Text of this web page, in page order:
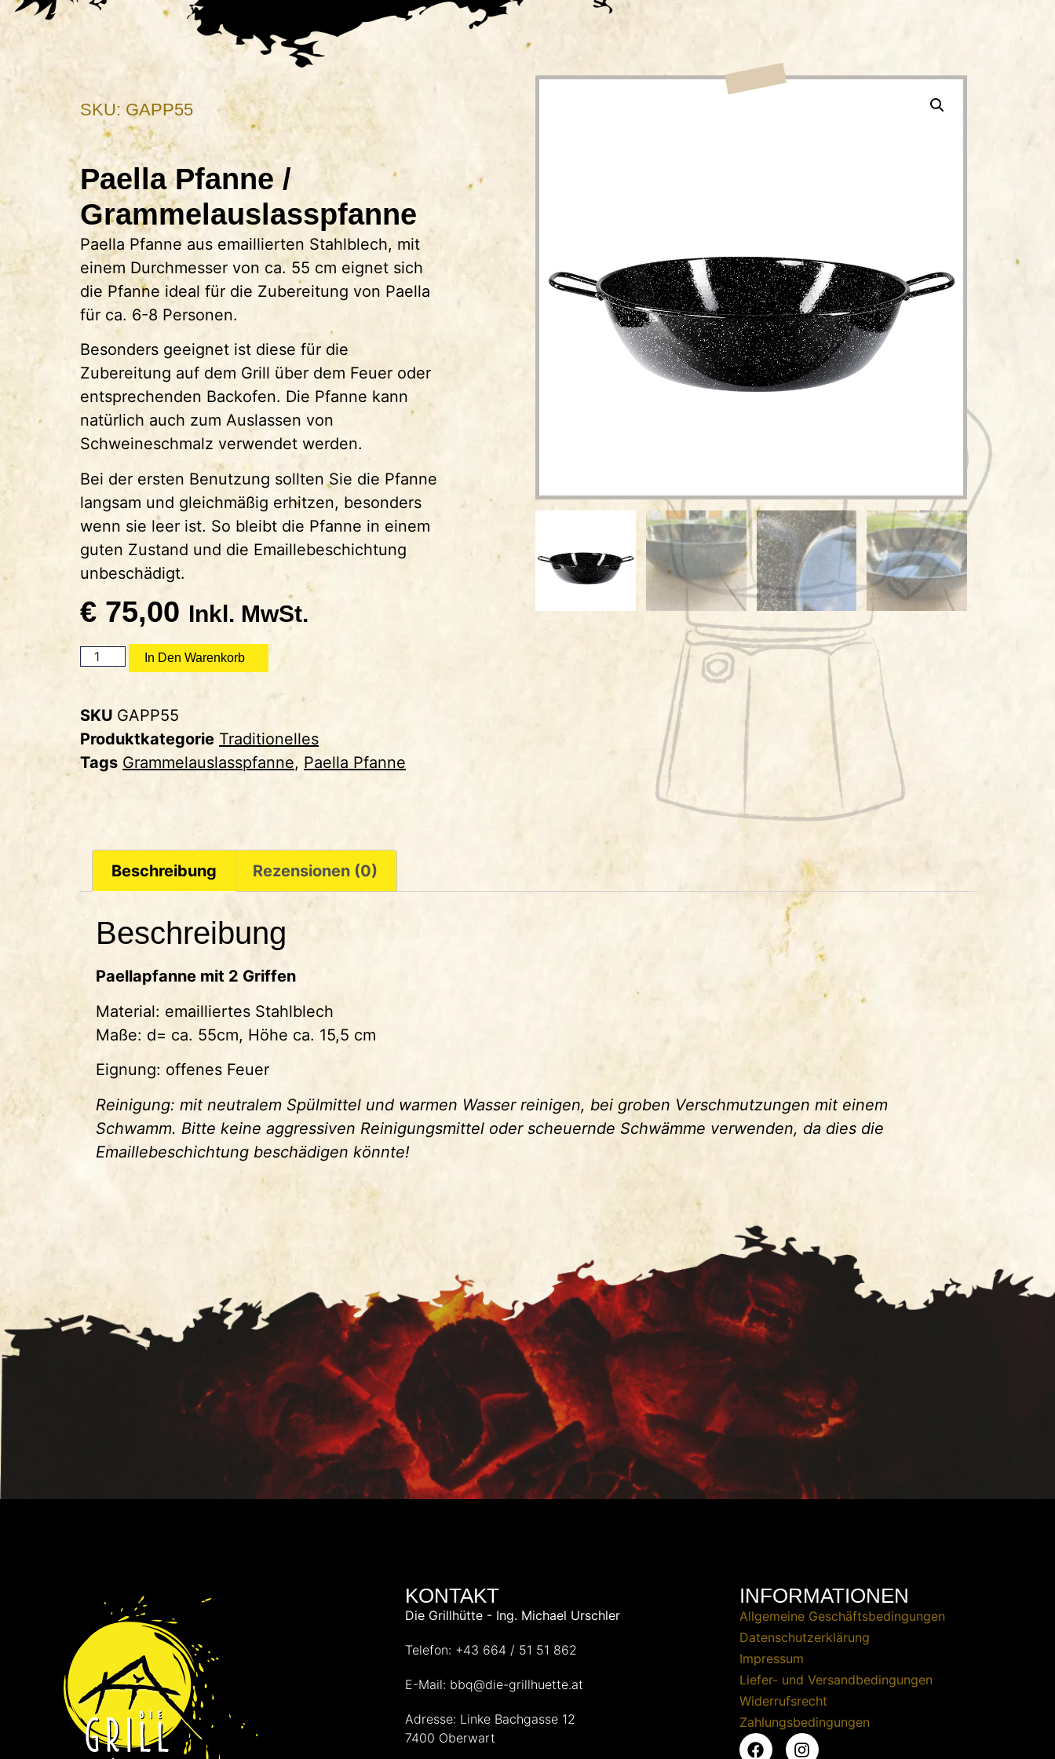
SKU: GAPP55
Paella Pfanne /
Grammelauslasspfanne
Paella Pfanne aus emaillierten Stahlblech, mit
einem Durchmesser von ca. 55 cm eignet sich
die Pfanne ideal für die Zubereitung von Paella
für ca. 6-8 Personen.
Besonders geeignet ist diese für die
Zubereitung auf dem Grill über dem Feuer oder
entsprechenden Backofen. Die Pfanne kann
natürlich auch zum Auslassen von
Schweineschmalz verwendet werden.
Bei der ersten Benutzung sollten Sie die Pfanne
langsam und gleichmäßig erhitzen, besonders
wenn sie leer ist. So bleibt die Pfanne in einem
guten Zustand und die Emaillebeschichtung
unbeschädigt.
€ 75,00 Inkl. MwSt.
In Den Warenkorb
SKU GAPP55
Produktkategorie Traditionelles
Tags Grammelauslasspfanne, Paella Pfanne
Beschreibung Rezensionen (0)
Beschreibung
Paellapfanne mit 2 Griffen
Material: emailliertes Stahlblech
Maße: d= ca. 55cm, Höhe ca. 15,5 cm
Eignung: offenes Feuer
Reinigung: mit neutralem Spülmittel und warmen Wasser reinigen, bei groben Verschmutzungen mit einem
Schwamm. Bitte keine aggressiven Reinigungsmittel oder scheuernde Schwämme verwenden, da dies die
Emaillebeschichtung beschädigen könnte!
KONTAKT
Die Grillhütte - Ing. Michael Urschler
Telefon: +43 664 / 51 51 862
E-Mail: bbq@die-grillhuette.at
Adresse: Linke Bachgasse 12
7400 Oberwart
INFORMATIONEN
Allgemeine Geschäftsbedingungen
Datenschutzerklärung
Impressum
Liefer- und Versandbedingungen
Widerrufsrecht
Zahlungsbedingungen